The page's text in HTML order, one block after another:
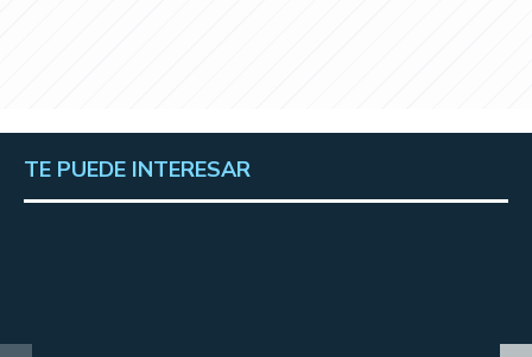
TE PUEDE INTERESAR